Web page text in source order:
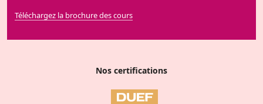
Téléchargez la brochure des cours
Nos certifications